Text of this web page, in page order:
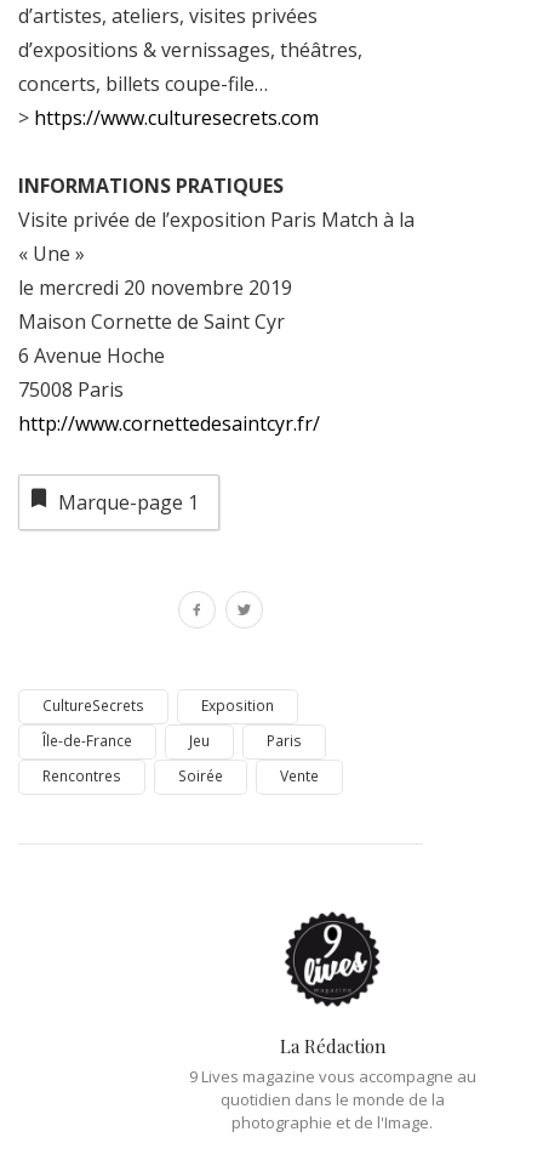
d’artistes, ateliers, visites privées
d’expositions & vernissages, théâtres,
concerts, billets coupe-file…
> https://www.culturesecrets.com
INFORMATIONS PRATIQUES
Visite privée de l’exposition Paris Match à la
« Une »
le mercredi 20 novembre 2019
Maison Cornette de Saint Cyr
6 Avenue Hoche
75008 Paris
http://www.cornettedesaintcyr.fr/
Marque-page 1
CultureSecrets
Exposition
Île-de-France
Jeu
Paris
Rencontres
Soirée Vente
La Rédaction
9 Lives magazine vous accompagne au
quotidien dans le monde de la
photographie et de l'Image.